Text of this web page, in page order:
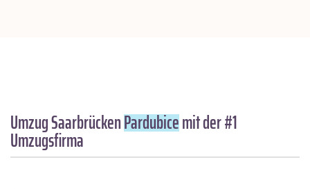
Umzug SaarbrückenPardubicemit der #1
Umzugsfirma